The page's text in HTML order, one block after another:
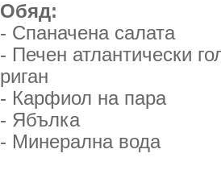
Обяд:
- Спаначена салата
- Печен атлантически
риган
- Карфиол на пара
- Ябълка
- Минерална вода